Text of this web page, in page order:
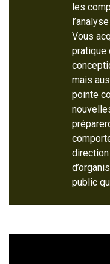
les
Vous
pratique
mais
pointe
public